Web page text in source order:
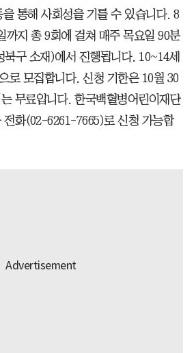
통해 사회성을 기를 수 있습니다. 8
까지 총 9회에 걸쳐 매주 목요일 90분
구 소재)에서 진행됩니다. 10~14세
로 모집합니다. 신청 기한은 10월 30
무료입니다. 한국백혈병어린이재단
화(02-6261-7665)로 신청 가능합